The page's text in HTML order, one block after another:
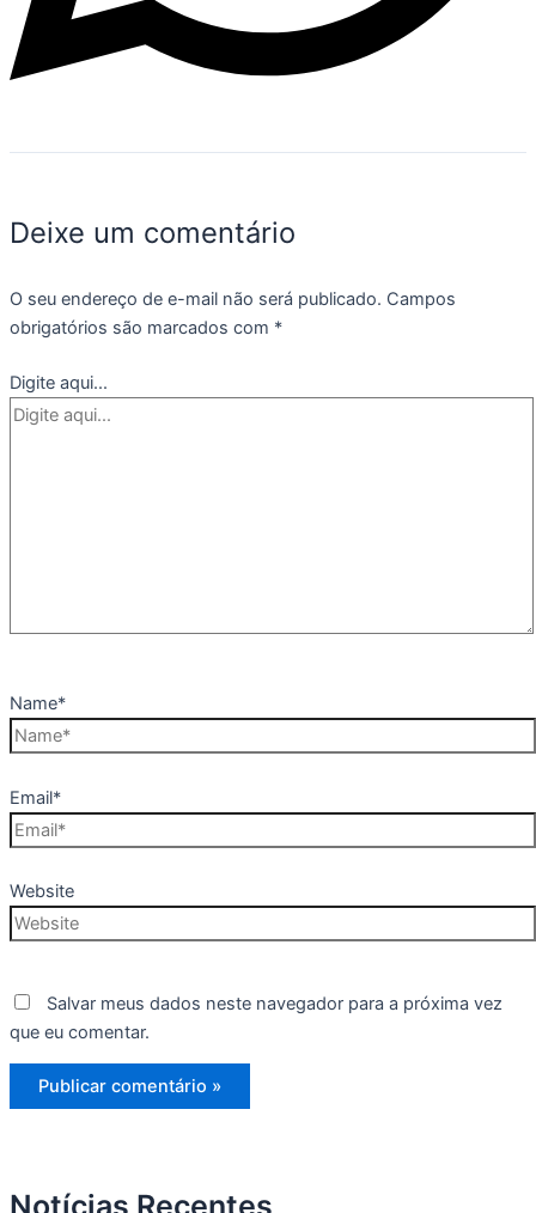
Deixe um comentário
O seu endereço de e-mail não será publicado. Campos
obrigatórios são marcados com *
Digite aqui...
Name*
Email*
Website
Salvar meus dados neste navegador para a próxima vez
que eu comentar.
Notícias Recentes